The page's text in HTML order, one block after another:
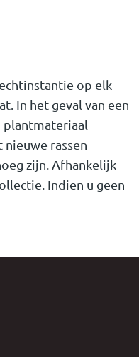
op elk
In het geval van een
plantmateriaal
rassen
zijn. Afhankelijk
Indien u geen